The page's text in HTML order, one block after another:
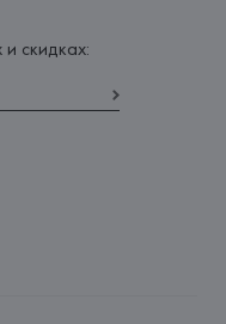
скидках: